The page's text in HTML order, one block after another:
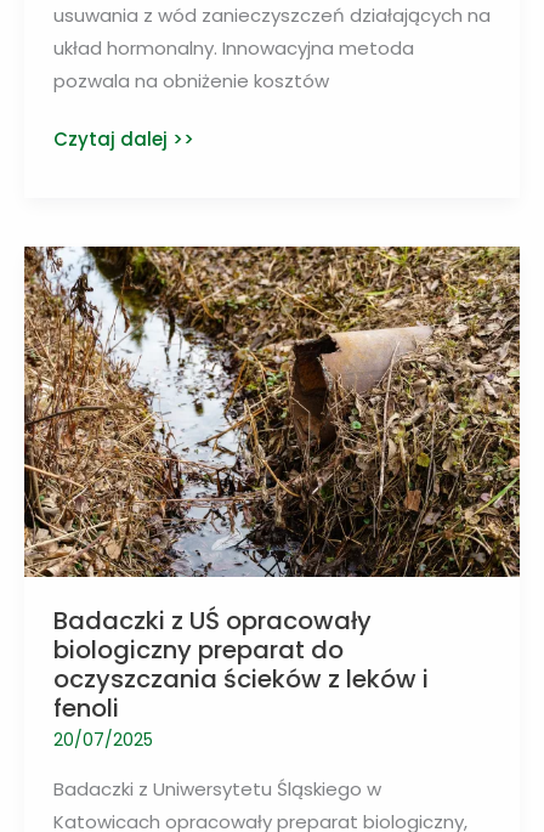
usuwania z wód zanieczyszczeń działających na
układ hormonalny. Innowacyjna metoda
pozwala na obniżenie kosztów
Naukowcy
oczyszczania
wód
z
zanieczyszczeń
Czytaj dalej >>
Badaczki z UŚ opracowały
biologiczny preparat do
oczyszczania ścieków z leków i
fenoli
20/07/2025
Badaczki z Uniwersytetu Śląskiego w
Katowicach opracowały preparat biologiczny,